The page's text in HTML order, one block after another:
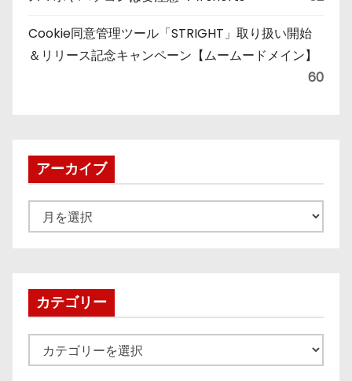
Cookie同意管理ツール「STRIGHT」取り扱い開始
＆リリース記念キャンペーン【ムームードメイン】
60
アーカイブ
ー
ブカテゴリー
テ